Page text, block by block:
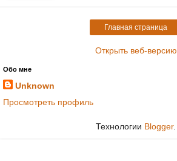
Главная страница
Открыть веб-версию
Обо мне
Unknown
Просмотреть профиль
Технологии Blogger.